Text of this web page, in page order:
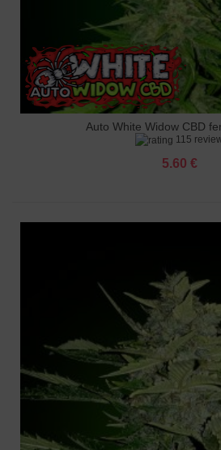
Auto White Widow CBD
115
5.60 €